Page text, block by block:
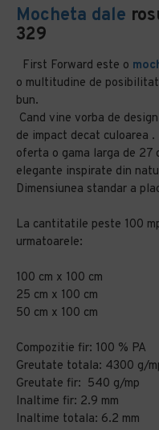
Mocheta dale
329
First Forward este o
o multitudine de
bun.
Cand vine vorba de
de impact decat culoarea .
oferta o gama larga de
elegante inspirate din
Dimensiunea standar a
La cantitatile peste 100
urmatoarele:
100 cm x 100 cm
25 cm x 100 cm
50 cm x 100 cm
Compozitie fir: 100 % PA
Greutate totala: 4300 g/
Greutate fir: 540 g/mp
Inaltime fir: 2.9 mm
Inaltime totala: 6.2 mm